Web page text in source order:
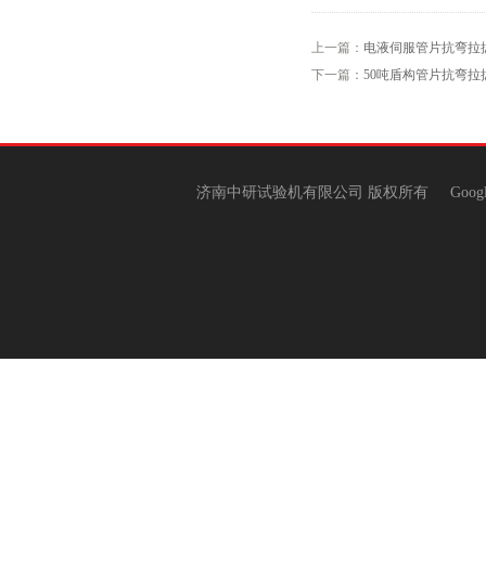
上一篇： 电液伺服管片抗弯拉
下一篇： 50吨盾构管片抗弯拉
济南中研试验机有限公司 版权所有